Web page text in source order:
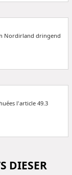
Nordirland dringend
l'article 49.3
DIESER